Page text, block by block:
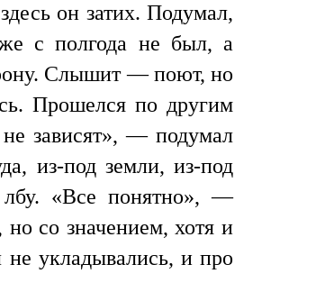
он затих. Подумал,
с полгода не был, а
Слышит — поют, но
Прошелся по другим
зависят», — подумал
из-под земли, из-под
«Все понятно», —
со значением, хотя и
укладывались, и про